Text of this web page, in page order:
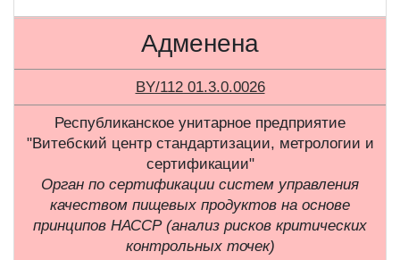
Адменена
BY/112 01.3.0.0026
Республиканское унитарное предприятие
"Витебский центр стандартизации, метрологии и
сертификации"
Орган по сертификации систем управления
качеством пищевых продуктов на основе
принципов НАССР (анализ рисков критических
контрольных точек)